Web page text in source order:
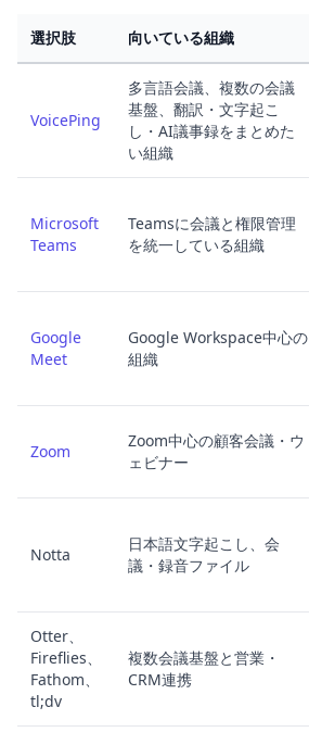
選択肢 向いている組織
VoicePing
多言語会議、複数の会議
基盤、翻訳・文字起こ
し・AI議事録をまとめた
い組織
Microsoft
Teams
Teamsに会議と権限管理
を統一している組織
Google
Meet
Google Workspace中心の
組織
Zoom
Zoom中心の顧客会議・ウ
ェビナー
Notta
日本語文字起こし、会
議・録音ファイル
Otter、
Fireflies、
Fathom、
tl;dv
複数会議基盤と営業・
CRM連携